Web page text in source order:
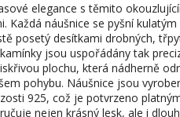
elegance s těmito
Každá náušnice se pyšní kulatým
posetý desítkami drobných,
jsou uspořádány tak
plochu, která nádherně
pohybu. Náušnice jsou
925, což je potvrzeno
nejen krásný lesk, ale i